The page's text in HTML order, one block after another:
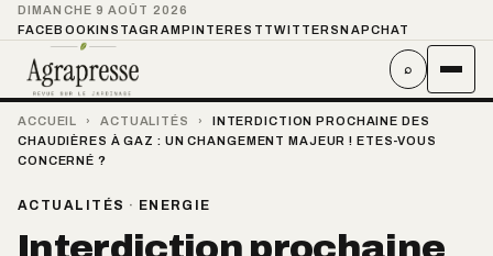
DIMANCHE 9 AOÛT 2026
FACEBOOKINSTAGRAMPINTEREST TWITTER SNAPCHAT
⌕
ACCUEIL › ACTUALITÉS ›
INTERDICTION PROCHAINE DES
CHAUDIÈRES À GAZ : UN CHANGEMENT MAJEUR ! ETES-VOUS
CONCERNÉ ?
ACTUALITÉS · ENERGIE